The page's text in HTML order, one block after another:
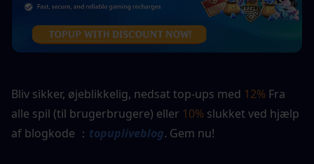
Bliv sikker, øjeblikkelig, nedsat top-ups med 12% Fra
alle spil (til brugerbrugere) eller 10% slukket ved hjælp
af blogkode ： topupliveblog. Gem nu!